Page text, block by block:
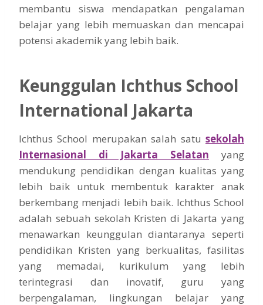
membantu siswa mendapatkan pengalaman
belajar yang lebih memuaskan dan mencapai
potensi akademik yang lebih baik.
Keunggulan Ichthus School
International Jakarta
Ichthus School merupakan salah satu sekolah
Internasional di Jakarta Selatan yang
mendukung pendidikan dengan kualitas yang
lebih baik untuk membentuk karakter anak
berkembang menjadi lebih baik. Ichthus School
adalah sebuah sekolah Kristen di Jakarta yang
menawarkan keunggulan diantaranya seperti
pendidikan Kristen yang berkualitas, fasilitas
yang memadai, kurikulum yang lebih
terintegrasi dan inovatif, guru yang
berpengalaman, lingkungan belajar yang